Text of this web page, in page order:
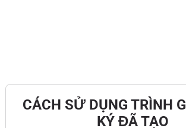
CÁCH SỬ DỤNG TRÌNH
KÝ ĐÃ TẠO